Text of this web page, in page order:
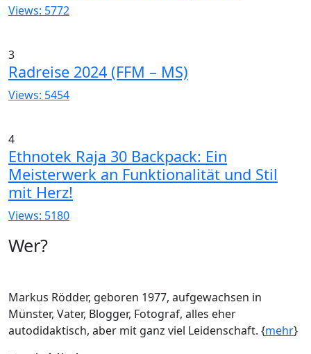
Views: 5772
3
Radreise 2024 (FFM – MS)
Views: 5454
4
Ethnotek Raja 30 Backpack: Ein
Meisterwerk an Funktionalität und Stil
mit Herz!
Views: 5180
Wer?
Markus Rödder, geboren 1977, aufgewachsen in
Münster, Vater, Blogger, Fotograf, alles eher
autodidaktisch, aber mit ganz viel Leidenschaft. {mehr}